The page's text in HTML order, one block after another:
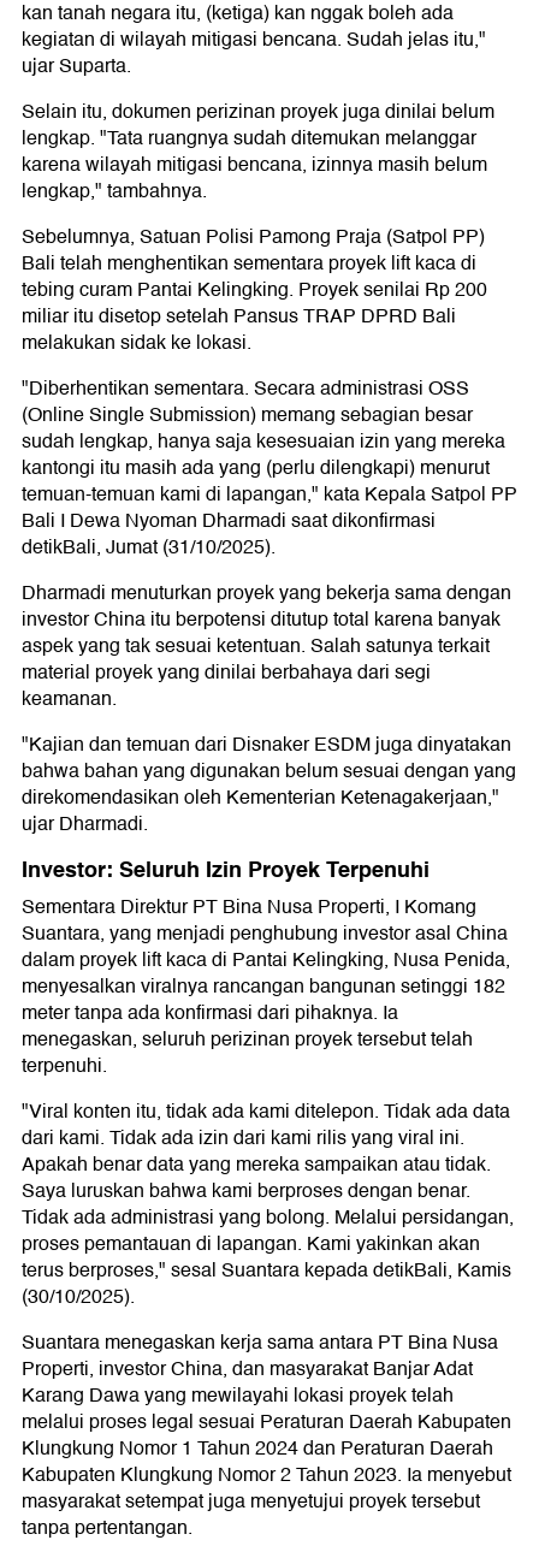
kan tanah negara itu, (ketiga) kan nggak boleh ada
kegiatan di wilayah mitigasi bencana. Sudah jelas itu,"
ujar Suparta.
Selain itu, dokumen perizinan proyek juga dinilai belum
lengkap. "Tata ruangnya sudah ditemukan melanggar
karena wilayah mitigasi bencana, izinnya masih belum
lengkap," tambahnya.
Sebelumnya, Satuan Polisi Pamong Praja (Satpol PP)
Bali telah menghentikan sementara proyek lift kaca di
tebing curam Pantai Kelingking. Proyek senilai Rp 200
miliar itu disetop setelah Pansus TRAP DPRD Bali
melakukan sidak ke lokasi.
"Diberhentikan sementara. Secara administrasi OSS
(Online Single Submission) memang sebagian besar
sudah lengkap, hanya saja kesesuaian izin yang mereka
kantongi itu masih ada yang (perlu dilengkapi) menurut
temuan-temuan kami di lapangan," kata Kepala Satpol PP
Bali I Dewa Nyoman Dharmadi saat dikonfirmasi
detikBali, Jumat (31/10/2025).
Dharmadi menuturkan proyek yang bekerja sama dengan
investor China itu berpotensi ditutup total karena banyak
aspek yang tak sesuai ketentuan. Salah satunya terkait
material proyek yang dinilai berbahaya dari segi
keamanan.
"Kajian dan temuan dari Disnaker ESDM juga dinyatakan
bahwa bahan yang digunakan belum sesuai dengan yang
direkomendasikan oleh Kementerian Ketenagakerjaan,"
ujar Dharmadi.
Investor: Seluruh Izin Proyek Terpenuhi
Sementara Direktur PT Bina Nusa Properti, I Komang
Suantara, yang menjadi penghubung investor asal China
dalam proyek lift kaca di Pantai Kelingking, Nusa Penida,
menyesalkan viralnya rancangan bangunan setinggi 182
meter tanpa ada konfirmasi dari pihaknya. Ia
menegaskan, seluruh perizinan proyek tersebut telah
terpenuhi.
"Viral konten itu, tidak ada kami ditelepon. Tidak ada data
dari kami. Tidak ada izin dari kami rilis yang viral ini.
Apakah benar data yang mereka sampaikan atau tidak.
Saya luruskan bahwa kami berproses dengan benar.
Tidak ada administrasi yang bolong. Melalui persidangan,
proses pemantauan di lapangan. Kami yakinkan akan
terus berproses," sesal Suantara kepada detikBali, Kamis
(30/10/2025).
Suantara menegaskan kerja sama antara PT Bina Nusa
Properti, investor China, dan masyarakat Banjar Adat
Karang Dawa yang mewilayahi lokasi proyek telah
melalui proses legal sesuai Peraturan Daerah Kabupaten
Klungkung Nomor 1 Tahun 2024 dan Peraturan Daerah
Kabupaten Klungkung Nomor 2 Tahun 2023. Ia menyebut
masyarakat setempat juga menyetujui proyek tersebut
tanpa pertentangan.